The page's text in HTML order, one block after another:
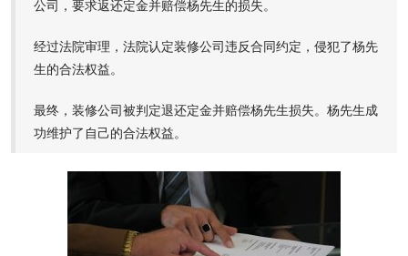
公司，要求返还定金并赔偿杨先生的损失。
经过法院审理，法院认定装修公司违反合同约定，侵犯了杨先
生的合法权益。
最终，装修公司被判定退还定金并赔偿杨先生损失。杨先生成
功维护了自己的合法权益。